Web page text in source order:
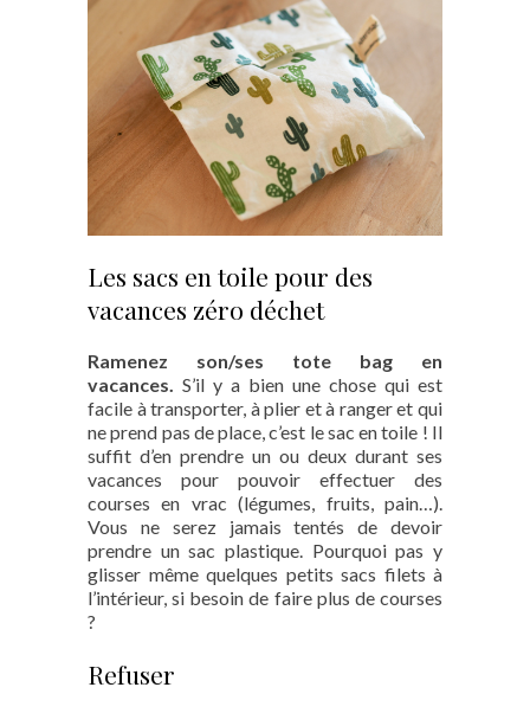
Les sacs en toile pour des
vacances zéro déchet
Ramenez son/ses tote bag en
vacances. S’il y a bien une chose qui est
facile à transporter, à plier et à ranger et qui
ne prend pas de place, c’est le sac en toile ! Il
suffit d’en prendre un ou deux durant ses
vacances pour pouvoir effectuer des
courses en vrac (légumes, fruits, pain…).
Vous ne serez jamais tentés de devoir
prendre un sac plastique. Pourquoi pas y
glisser même quelques petits sacs filets à
l’intérieur, si besoin de faire plus de courses
?
Refuser